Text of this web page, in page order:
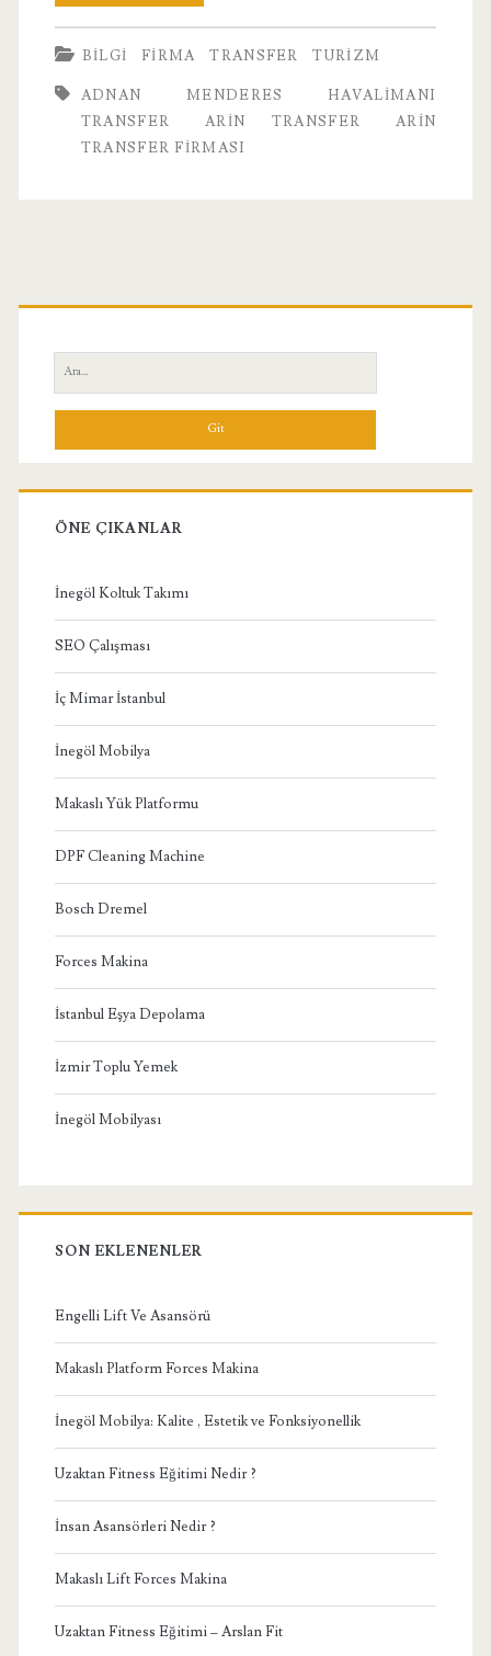
Transfer
BILGI FIRMA TRANSFER TURIZM
ADNAN MENDERES HAVALIMANI
TRANSFER
ARIN TRANSFER
ARIN
TRANSFER FIRMASI
Birincil
Yan
Menü
Ara:
ÖNE ÇIKANLAR
İnegöl Koltuk Takımı
SEO Çalışması
İç Mimar İstanbul
İnegöl Mobilya
Makaslı Yük Platformu
DPF Cleaning Machine
Bosch Dremel
Forces Makina
İstanbul Eşya Depolama
İzmir Toplu Yemek
İnegöl Mobilyası
SON EKLENENLER
Engelli Lift Ve Asansörü
Makaslı Platform Forces Makina
İnegöl Mobilya: Kalite , Estetik ve Fonksiyonellik
Uzaktan Fitness Eğitimi Nedir ?
İnsan Asansörleri Nedir ?
Makaslı Lift Forces Makina
Uzaktan Fitness Eğitimi – Arslan Fit